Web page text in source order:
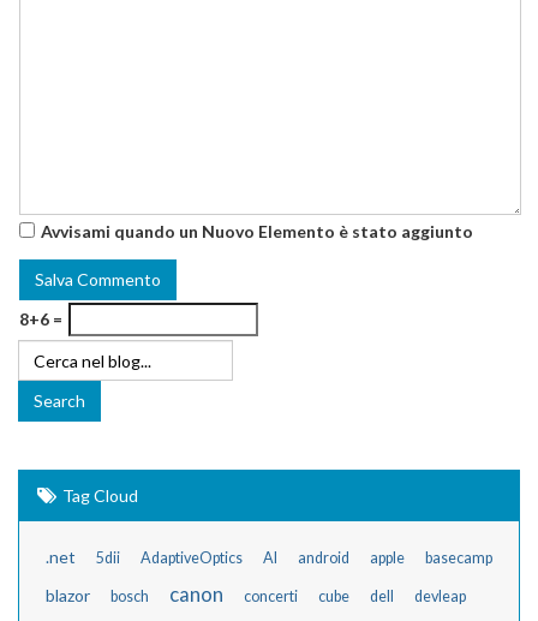
Avvisami quando un Nuovo Elemento è stato aggiunto
8+6 =
Tag Cloud
.net 5dii AdaptiveOptics AI android apple basecamp
blazor bosch canon concerti cube dell devleap